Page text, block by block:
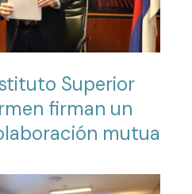
Superior
firman un
mutua